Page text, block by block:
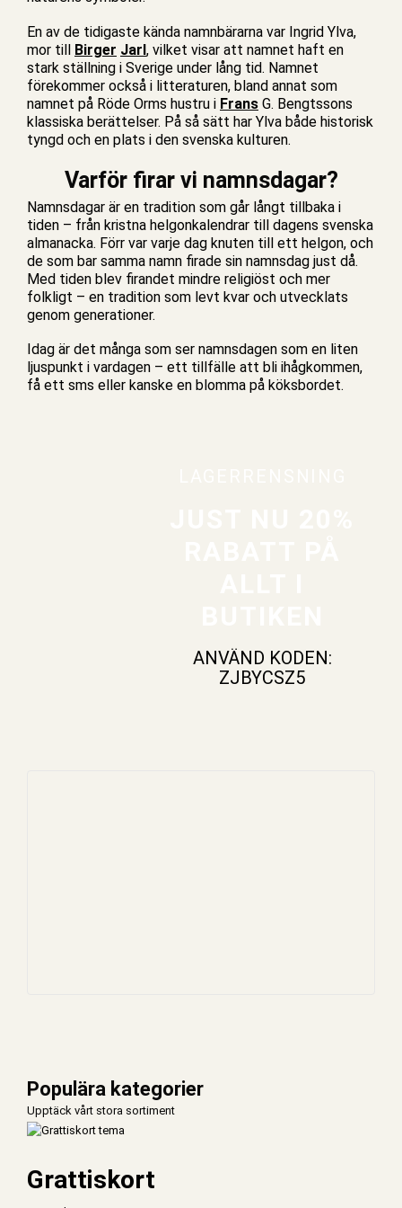
En av de tidigaste kända namnbärarna var Ingrid Ylva,
mor till Birger Jarl, vilket visar att namnet haft en
stark ställning i Sverige under lång tid. Namnet
förekommer också i litteraturen, bland annat som
namnet på Röde Orms hustru i Frans G. Bengtssons
klassiska berättelser. På så sätt har Ylva både historisk
tyngd och en plats i den svenska kulturen.
Varför firar vi namnsdagar?
Namnsdagar är en tradition som går långt tillbaka i
tiden – från kristna helgonkalendrar till dagens svenska
almanacka. Förr var varje dag knuten till ett helgon, och
de som bar samma namn firade sin namnsdag just då.
Med tiden blev firandet mindre religiöst och mer
folkligt – en tradition som levt kvar och utvecklats
genom generationer.
Idag är det många som ser namnsdagen som en liten
ljuspunkt i vardagen – ett tillfälle att bli ihågkommen,
få ett sms eller kanske en blomma på köksbordet.
ANVÄND KODEN:
ZJBYCSZ5
Populära kategorier
Upptäck vårt stora sortiment
Grattiskort